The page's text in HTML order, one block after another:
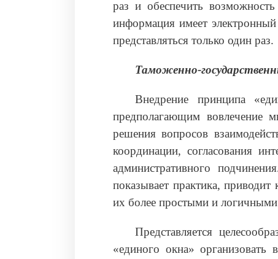
раз и обеспечить
информация имеет
представляться только один раз.
Таможенно-
Внедрение принципа
предполагающим вовлечение
решения вопросов
координации, согласования
административного
показывает практика,
их более простыми и
Представляется
«единого окна» организовать